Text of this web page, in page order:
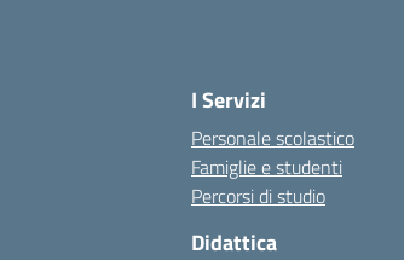
I Servizi
Personale scolastico
Famiglie e studenti
Percorsi di studio
Didattica